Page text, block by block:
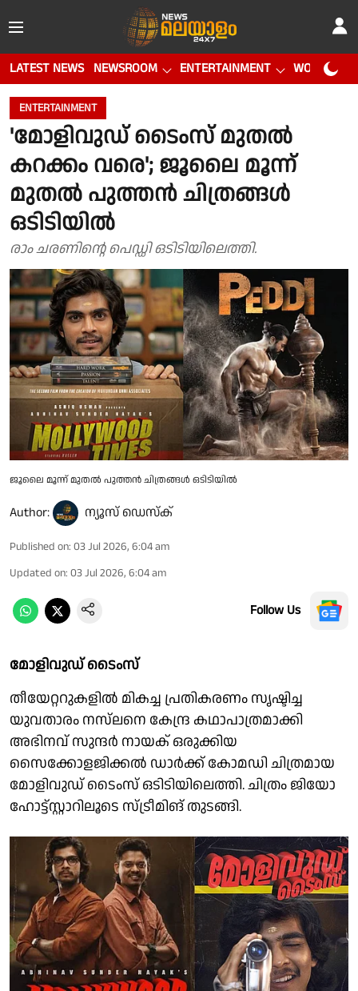
LATEST NEWS NEWSROOM ENTERTAINMENT WORLD CUP
ENTERTAINMENT
'മോളിവുഡ് ടൈംസ് മുതൽ
കറക്കം വരെ'; ജൂലൈ മൂന്ന്
മുതൽ പുത്തൻ ചിത്രങ്ങൾ
ഒടിടിയിൽ
രാം ചരണിൻ്റെ പെഡ്ഡി ഒടിടിയിലെത്തി.
ജൂലൈ മൂന്ന് മുതൽ പുത്തൻ ചിത്രങ്ങൾ ഒടിടിയിൽ
Author: ന്യൂസ് ഡെസ്ക്
Published on: 03 Jul 2026, 6:04 am
Updated on: 03 Jul 2026, 6:04 am
Follow Us
മോളിവുഡ് ടൈംസ്
തീയേറ്ററുകളിൽ മികച്ച പ്രതികരണം സൃഷ്ടിച്ച
യുവതാരം നസ്‌ലനെ കേന്ദ്ര കഥാപാത്രമാക്കി
അഭിനവ് സുന്ദർ നായക് ഒരുക്കിയ
സൈക്കോളജിക്കൽ ഡാർക്ക് കോമഡി ചിത്രമായ
മോളിവുഡ് ടൈംസ് ഒടിടിയിലെത്തി. ചിത്രം ജിയോ
ഹോട്ട്സ്റ്റാറിലൂടെ സ്ട്രീമിങ് തുടങ്ങി.